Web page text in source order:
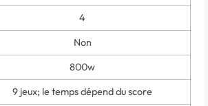
4
Non
800w
9 jeux; le temps dépend du score